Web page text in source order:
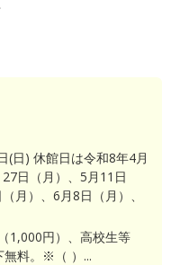
(日) 休館日は令和8年4月
日（月）、5月11日
月）、6月8日（月）、
1,000円）、高校生等
無料。※（ ）...